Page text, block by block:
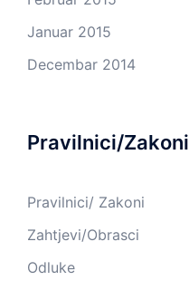
Januar 2015
Decembar 2014
Pravilnici/Zakoni
Pravilnici/ Zakoni
Zahtjevi/Obrasci
Odluke